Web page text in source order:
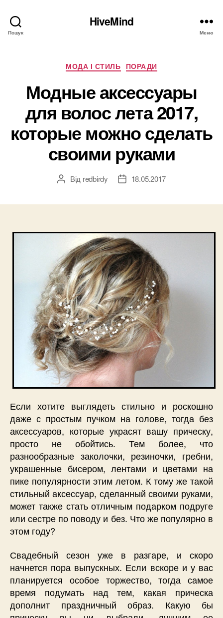
Пошук
HiveMind
Меню
Категорії
МОДА І СТИЛЬ ПОРАДИ
Модные аксессуары
для волос лета 2017,
которые можно сделать
своими руками
Автор
Від redbirdy
Дата18.05.2017
Если хотите выглядеть стильно и роскошно
даже с простым пучком на голове, тогда без
аксессуаров, которые украсят вашу прическу,
просто не обойтись. Тем более, что
разнообразные заколочки, резиночки, гребни,
украшенные бисером, лентами и цветами на
пике популярности этим летом. К тому же такой
стильный аксессуар, сделанный своими руками,
может также стать отличным подарком подруге
или сестре по поводу и без. Что же популярно в
этом году?
Свадебный сезон уже в разгаре, и скоро
начнется пора выпускных. Если вскоре и у вас
планируется особое торжество, тогда самое
время подумать над тем, какая прическа
дополнит праздничный образ. Какую бы